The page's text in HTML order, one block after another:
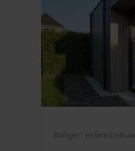
Boliger: enfamiliehuse